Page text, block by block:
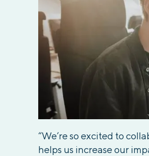
“We’re so excited to
helps us increase our